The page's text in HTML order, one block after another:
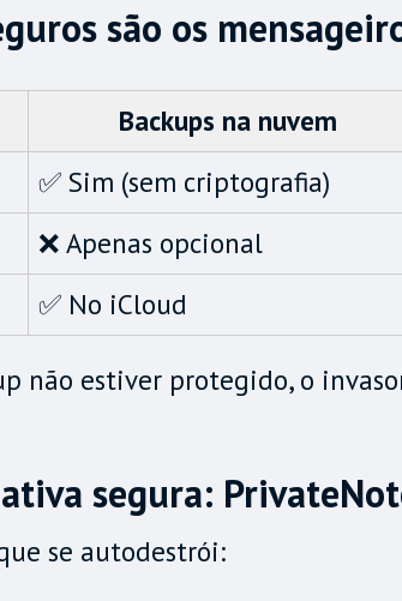
são os
Backups na nuvem
✅ Sim (sem criptografia)
❌ Apenas opcional
✅ No iCloud
não estiver protegido, o
segura:
se autodestrói: